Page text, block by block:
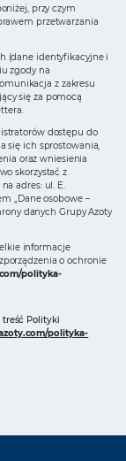
przy czym
przetwarzania
(dane identyfikacyjne i
zgody na
z zakresu
się za pomocą
dostępu do
się ich sprostowania,
oraz wniesienia
skorzystać z
adres: ul. E.
„Dane osobowe –
danych Grupy Azoty
informacje
o ochronie
polityka-
treść Polityki
polityka-